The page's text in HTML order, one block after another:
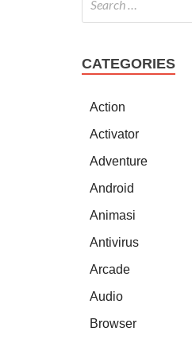
CATEGORIES
Action
Activator
Adventure
Android
Animasi
Antivirus
Arcade
Audio
Browser